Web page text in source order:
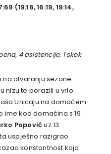
(19:16, 16:19, 19:14,
4 asistencije, 1 skok
otvaranju sezone.
nizu te porazili u vrlo
Unicaju na domaćem
ime kod domaćina s 19
Popovićuz 13
uspješno razigrao
konstantnost koja